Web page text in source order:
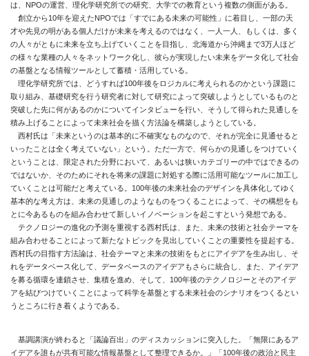
は、NPOの運営、理化学研究所での研究、大学での教育という複数の側面がある。
創立から10年を迎えたNPOでは「すでにある未来の可能性」に着目し、一部の天
才や先見の明がある個人だけが未来を考えるのではなく、一人一人、もしくは、多く
の人々がともに未来を立ち上げていくことを目指し、北海道から沖縄まで3万人ほど
の様々な業種の人々をネットワーク化し、彼らが実現したい未来をデータ化して社会
の基盤となる情報ツールとして蓄積・活用している。
理化学研究所では、どうすれば100年後をロジカルに考えられるのかという課題に
取り組み、基礎研究を行う研究者に対して研究によって突破しようとしているものと
突破した先に何があるのかについてインタビューを行い、そうして得られた見通しを
積み上げることによって未来社会を描く方法論を構築しようとしている。
西村氏は「未来というのは基本的に不確実なものなので、それが完全に見通せると
いったことは全く考えていない」という。ただ一方で、何らかの見通しをつけていく
ということは、限定された分野において、あるいは狭いカテゴリーの中ではできるの
ではないか、そのためにそれを将来の課題に対処する際に活用可能なツールに加工し
ていくことは可能だと考えている。100年後の未来社会のデザインを具体化してゆく
基本的な考え方は、未来の見通しのようなものをつくることによって、その構想をも
とに今あるものを組み合わせて新しいイノベーションを起こすという発想である。
テクノロジーの進化の予測を重視する西村氏は、また、未来の技術と社会テーマを
組み合わせることによって新たなトピックを見出していくことの重要性を提起する。
西村氏の目指す方法論は、社会テーマと未来の技術をもとにアイデアを生み出し、そ
れをデータベース化して、データベースのアイデアもさらに統合し、また、アイデア
を募る循環を連鎖させ、集積を進め、そして、100年後のテクノロジーとそのアイデ
アを結びつけていくことによって科学を基盤とする未来社会のシナリオをつくるとい
うところに行き着くようである。
基調講演が終わると「議論百出」のディスカッションに突入した。「無限にあるア
イデアを誰もが共有可能な情報基盤として整理できるか。」「100年後の政治と民主